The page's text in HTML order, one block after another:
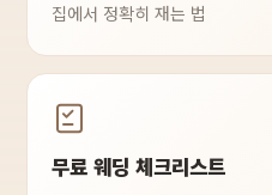
집에서 정확히 재는 법
무료 웨딩 체크리스트